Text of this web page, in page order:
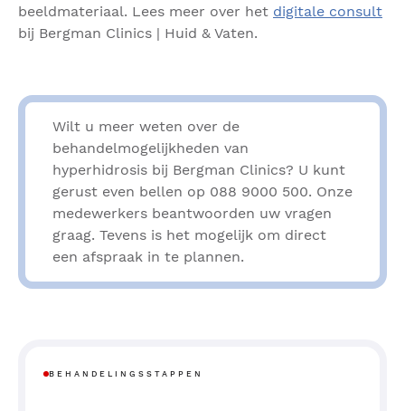
beeldmateriaal. Lees meer over het digitale consult
bij Bergman Clinics | Huid & Vaten.
Wilt u meer weten over de
behandelmogelijkheden van
hyperhidrosis bij Bergman Clinics? U kunt
gerust even bellen op 088 9000 500. Onze
medewerkers beantwoorden uw vragen
graag. Tevens is het mogelijk om direct
een afspraak in te plannen.
BEHANDELINGSSTAPPEN